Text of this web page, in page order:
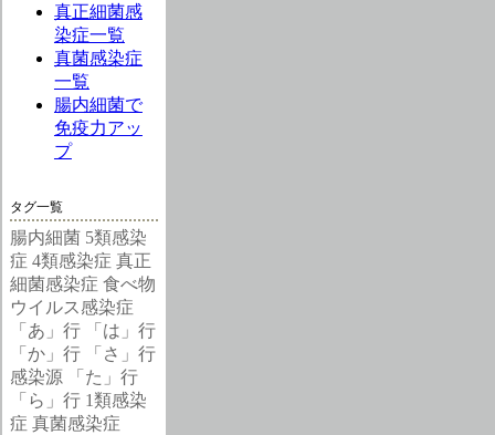
真正細菌感
染症一覧
真菌感染症
一覧
腸内細菌で
免疫力アッ
プ
タグ一覧
腸内細菌 5類感染
症 4類感染症 真正
細菌感染症 食べ物
ウイルス感染症
「あ」行
「は」行
「か」行
「さ」行
感染源
「た」行
「ら」行 1類感染
症 真菌感染症